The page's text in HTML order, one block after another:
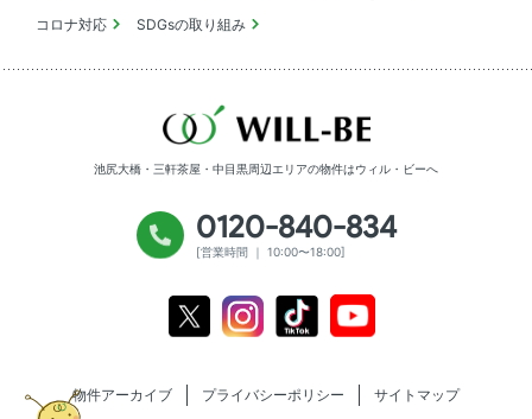
コロナ対応
SDGsの取り組み
池尻大橋・三軒茶屋・中目黒周辺エリアの物件はウィル・ビーへ
0120-840-834
[営業時間 ｜ 10:00〜18:00]
InstagramTiktok
物件アーカイブ プライバシーポリシー サイトマップ